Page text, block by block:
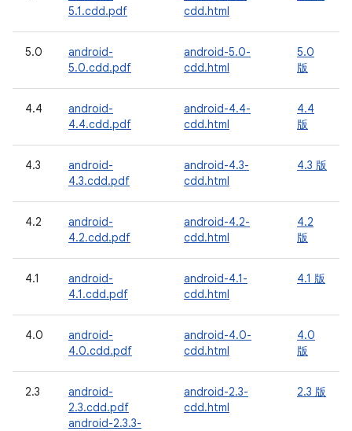
5.1.cdd.pdf
cdd.html
5.0
android-
5.0.cdd.pdf
android-5.0-
cdd.html
5.0
版
4.4
android-
4.4.cdd.pdf
android-4.4-
cdd.html
4.4
版
4.3
android-
4.3.cdd.pdf
android-4.3-
cdd.html
4.3 版
4.2
android-
4.2.cdd.pdf
android-4.2-
cdd.html
4.2
版
4.1
android-
4.1.cdd.pdf
android-4.1-
cdd.html
4.1 版
4.0
android-
4.0.cdd.pdf
android-4.0-
cdd.html
4.0
版
2.3
android-
2.3.cdd.pdf
android-2.3.3-
android-2.3-
cdd.html
2.3 版